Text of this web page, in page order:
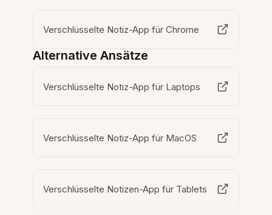
Verschlüsselte Notiz-App für Chrome
Alternative Ansätze
Verschlüsselte Notiz-App für Laptops
Verschlüsselte Notiz-App für MacOS
Verschlüsselte Notizen-App für Tablets